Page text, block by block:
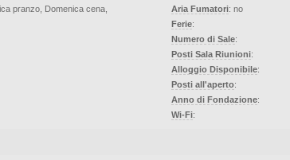
pranzo, Domenica cena,
Aria Fumatori: no
Ferie:
Numero di Sale:
Posti Sala Riunioni:
Alloggio Disponibile:
Posti all'aperto:
Anno di Fondazione:
Wi-Fi: